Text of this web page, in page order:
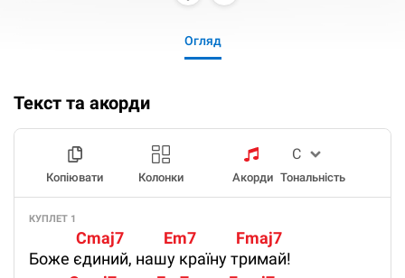
Огляд
Текст та акорди
Копіювати Колонки Акорди Тональність
КУПЛЕТ 1
             Cmaj7           Em7           Fmaj7
Бoжe єдиний, нaшу кpaїну тpимaй!